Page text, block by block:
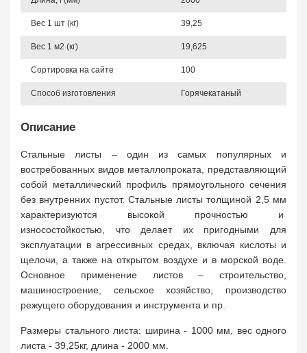
Вес 1 шт (кг) 39,25
Вес 1 м2 (кг) 19,625
Сортировка на сайте 100
Способ изготовления Горячекатаный
Описание
Стальные листы – один из самых популярных и
востребованных видов металлопроката, представляющий
собой металлический профиль прямоугольного сечения
без внутренних пустот. Стальные листы толщиной 2,5 мм
характеризуются высокой прочностью и
износостойкостью, что делает их пригодными для
эксплуатации в агрессивных средах, включая кислоты и
щелочи, а также на открытом воздухе и в морской воде.
Основное применение листов – строительство,
машиностроение, сельское хозяйство, производство
режущего оборудования и инструмента и пр.
Размеры стального листа: ширина - 1000 мм, вес одного
листа - 39,25кг, длина - 2000 мм.